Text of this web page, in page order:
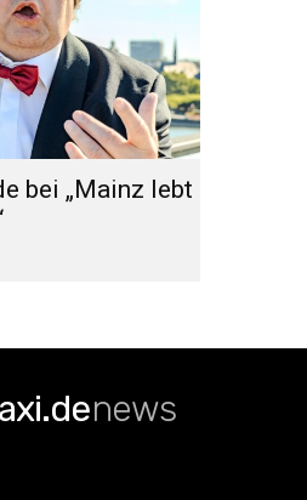
bei „Mainz lebt
news